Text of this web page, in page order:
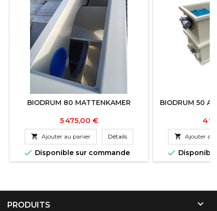
BIODRUM 80 MATTENKAMER
Prix
5 475,00 €
 Ajouter au panier Détails
 Disponible sur commande
BIODRUM 50
Prix
4
 Ajouter au

PRODUITS 